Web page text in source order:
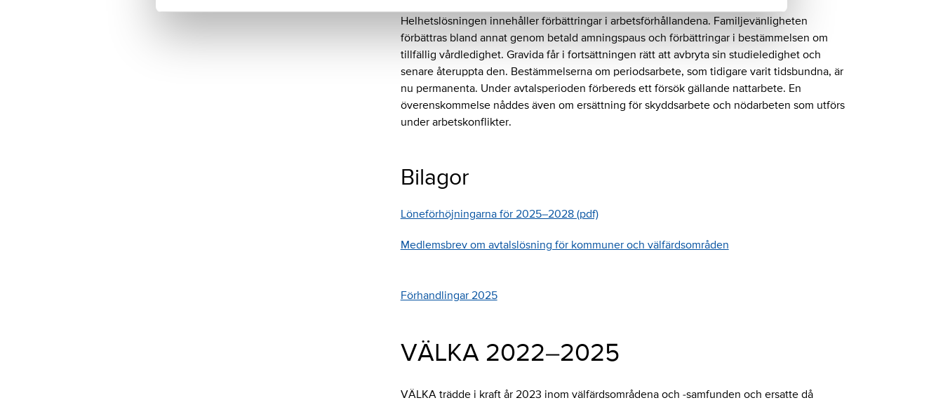
Helhetslösningen innehåller förbättringar i arbetsförhållandena. Familjevänligheten
förbättras bland annat genom betald amningspaus och förbättringar i bestämmelsen om
tillfällig vårdledighet. Gravida får i fortsättningen rätt att avbryta sin studieledighet och
senare återuppta den. Bestämmelserna om periodsarbete, som tidigare varit tidsbundna, är
nu permanenta. Under avtalsperioden förbereds ett försök gällande nattarbete. En
överenskommelse nåddes även om ersättning för skyddsarbete och nödarbeten som utförs
under arbetskonflikter.
Bilagor
Löneförhöjningarna för 2025–2028 (pdf)
Medlemsbrev om avtalslösning för kommuner och välfärdsområden
Förhandlingar 2025
VÄLKA 2022–2025
VÄLKA trädde i kraft år 2023 inom välfärdsområdena och -samfunden och ersatte då